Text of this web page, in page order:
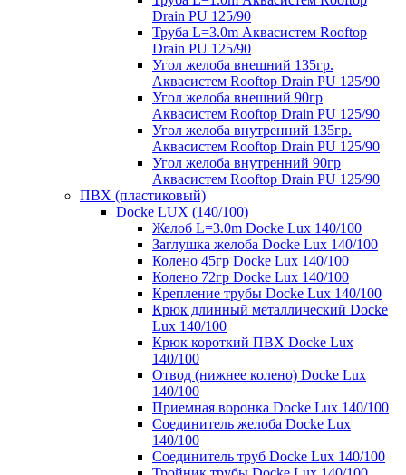
Drain PU 125/90
Труба L=3.0m Аквасистем Rooftop
Drain PU 125/90
Угол желоба внешний 135гр.
Аквасистем Rooftop Drain PU 125/90
Угол желоба внешний 90гр
Аквасистем Rooftop Drain PU 125/90
Угол желоба внутренний 135гр.
Аквасистем Rooftop Drain PU 125/90
Угол желоба внутренний 90гр
Аквасистем Rooftop Drain PU 125/90
ПВХ (пластиковый)
Docke LUX (140/100)
Желоб L=3.0m Docke Lux 140/100
Заглушка желоба Docke Lux 140/100
Колено 45гр Docke Lux 140/100
Колено 72гр Docke Lux 140/100
Крепление трубы Docke Lux 140/100
Крюк длинный металлический Docke
Lux 140/100
Крюк короткий ПВХ Docke Lux
140/100
Отвод (нижнее колено) Docke Lux
140/100
Приемная воронка Docke Lux 140/100
Соединитель желоба Docke Lux
140/100
Соединитель труб Docke Lux 140/100